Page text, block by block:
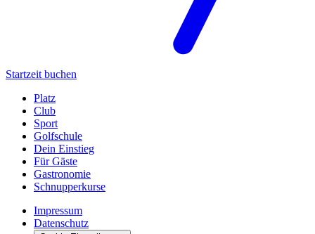
Startzeit buchen
Platz
Club
Sport
Golfschule
Dein Einstieg
Für Gäste
Gastronomie
Schnupperkurse
Impressum
Datenschutz